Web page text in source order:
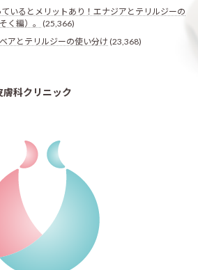
いるとメリットあり！エナジアとテリルジーの
く編）。
(25,366)
アとテリルジーの使い分け (23,368)
科クリニック